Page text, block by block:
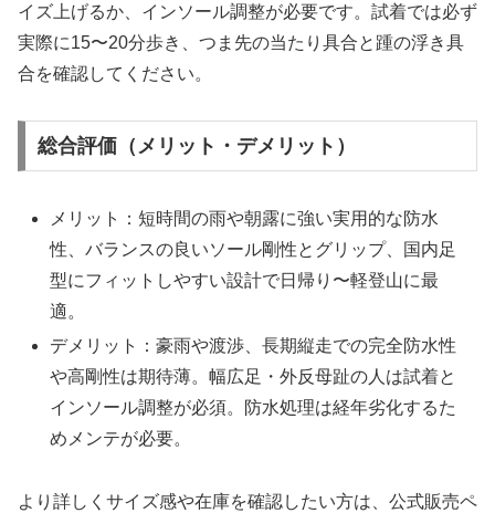
イズ上げるか、インソール調整が必要です。試着では必ず
実際に15〜20分歩き、つま先の当たり具合と踵の浮き具
合を確認してください。
総合評価（メリット・デメリット）
メリット：短時間の雨や朝露に強い実用的な防水
性、バランスの良いソール剛性とグリップ、国内足
型にフィットしやすい設計で日帰り〜軽登山に最
適。
デメリット：豪雨や渡渉、長期縦走での完全防水性
や高剛性は期待薄。幅広足・外反母趾の人は試着と
インソール調整が必須。防水処理は経年劣化するた
めメンテが必要。
より詳しくサイズ感や在庫を確認したい方は、公式販売ペ